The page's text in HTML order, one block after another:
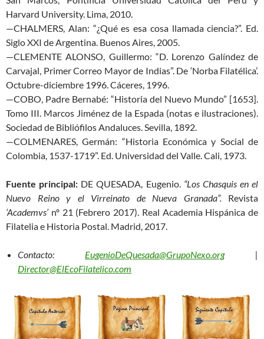
Harvard University. Lima, 2010.
—CHALMERS, Alan: “¿Qué es esa cosa llamada ciencia?”. Ed.
Siglo XXI de Argentina. Buenos Aires, 2005.
—CLEMENTE ALONSO, Guillermo: “D. Lorenzo Galíndez de
Carvajal, Primer Correo Mayor de Indias”. De ‘Norba Filatélica’.
Octubre-diciembre 1996. Cáceres, 1996.
—COBO, Padre Bernabé: “Historia del Nuevo Mundo” [1653].
Tomo III. Marcos Jiménez de la Espada (notas e ilustraciones).
Sociedad de Bibliófilos Andaluces. Sevilla, 1892.
—COLMENARES, Germán: “Historia Económica y Social de
Colombia, 1537-1719”. Ed. Universidad del Valle. Cali, 1973.
Fuente principal: DE QUESADA, Eugenio. “Los Chasquis en el
Nuevo Reino y el Virreinato de Nueva Granada”. Revista
‘Academvs’nº 21 (Febrero 2017). Real Academia Hispánica de
Filatelia e Historia Postal. Madrid, 2017.
Contacto: EugenioDeQuesada@GrupoNexo.org|
Director@ElEcoFilatelico.com